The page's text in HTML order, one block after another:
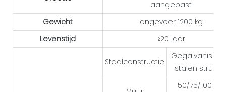
aangepast
Gewicht
ongeveer 1200 kg
Levenstijd
≥20 jaar
Staalconstructie
stalen
50/75/100